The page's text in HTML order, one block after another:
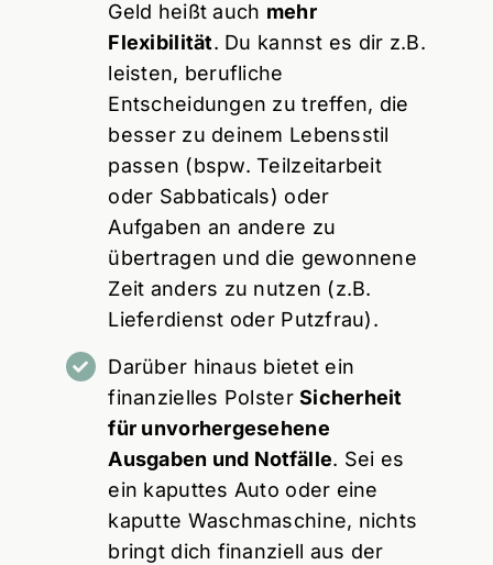
Geld heißt auch mehr
Flexibilität. Du kannst es dir z.B.
leisten, berufliche
Entscheidungen zu treffen, die
besser zu deinem Lebensstil
passen (bspw. Teilzeitarbeit
oder Sabbaticals) oder
Aufgaben an andere zu
übertragen und die gewonnene
Zeit anders zu nutzen (z.B.
Lieferdienst oder Putzfrau).
Darüber hinaus bietet ein
finanzielles PolsterSicherheit
für unvorhergesehene
Ausgaben und Notfälle. Sei es
ein kaputtes Auto oder eine
kaputte Waschmaschine, nichts
bringt dich finanziell aus der